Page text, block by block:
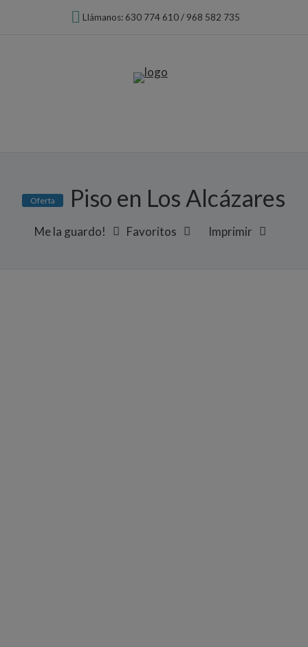
Llámanos: 630 774 610 / 968 582 735
Oferta Piso en Los Alcázares
Me la guardo! Favoritos Imprimir